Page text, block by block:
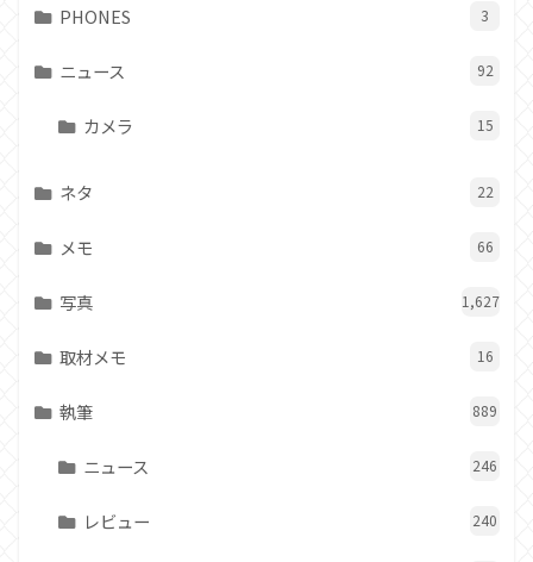
PHONES 3
ニュース 92
カメラ 15
ネタ 22
メモ 66
写真 1,627
取材メモ 16
執筆 889
ニュース 246
レビュー 240